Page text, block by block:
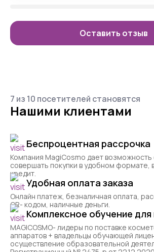
Оставить отзыв
7 из 10 посетителей становятся
Нашими клиентами
Беспроцентная рассрочка
Компания MagiCosmo дает возможность
совершать покупки в удобном формате,
кредит.
Удобная оплата заказа
Онлайн платеж, безналичная оплата,
QR- кодом, наличные деньги.
Комплексное обучение для
MAGICOSMO- лидеры по поставке
аппаратов + владельцы обучающей
осуществление образовательной